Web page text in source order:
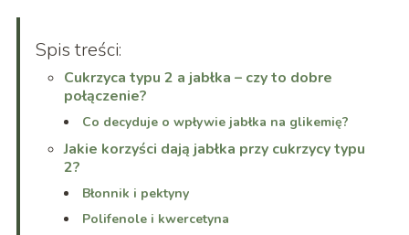
Spis treści:
Cukrzyca typu 2 a jabłka – czy to dobre
połączenie?
Co decyduje o wpływie jabłka na glikemię?
Jakie korzyści dają jabłka przy cukrzycy typu
2?
Błonnik i pektyny
Polifenole i kwercetyna